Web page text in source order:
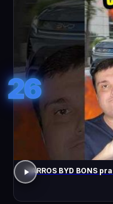
26
CARROS BYD BONS